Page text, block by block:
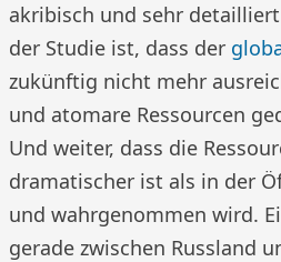
akribisch und sehr
der Studie ist, dass der
zukünftig nicht mehr
und atomare Ressourcen
Und weiter, dass die
dramatischer ist als in der
und wahrgenommen wird.
gerade zwischen Russland